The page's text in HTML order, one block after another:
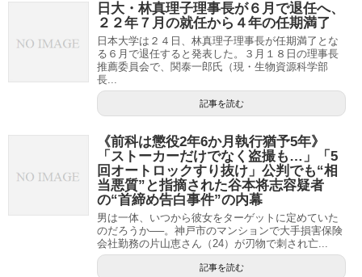
日大・林真理子理事長が６月で退任へ、
２２年７月の就任から４年の任期満了
日本大学は２４日、林真理子理事長が任期満了とな
る６月で退任すると発表した。３月１８日の理事長
推薦委員会で、関泰一郎氏（現・生物資源科学部
長...
記事を読む
《前科は懲役2年6か月執行猶予5年》
「ストーカーだけでなく盗撮も…」「5
回オートロックすり抜け」公判でも“相
当悪質”と指摘された谷本将志容疑者
の“首締め告白事件”の内幕
男は一体、いつから彼女をターゲットに定めていた
のだろうか──。神戸市のマンションで大手損害保険
会社勤務の片山恵さん（24）が刃物で刺され亡...
記事を読む